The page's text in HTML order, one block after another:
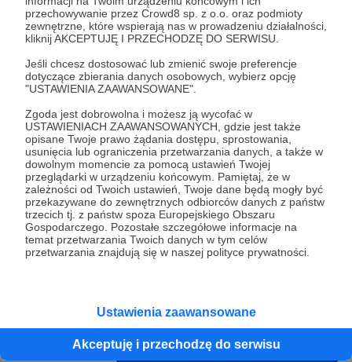
przechowywanie przez Crowd8 sp. z o.o. oraz podmioty
zewnętrzne, które wspierają nas w prowadzeniu działalności,
kliknij AKCEPTUJĘ I PRZECHODZĘ DO SERWISU.
Jeśli chcesz dostosować lub zmienić swoje preferencje
dotyczące zbierania danych osobowych, wybierz opcję
"USTAWIENIA ZAAWANSOWANE".
Zgoda jest dobrowolna i możesz ją wycofać w
USTAWIENIACH ZAAWANSOWANYCH, gdzie jest także
opisane Twoje prawo żądania dostępu, sprostowania,
usunięcia lub ograniczenia przetwarzania danych, a także w
dowolnym momencie za pomocą ustawień Twojej
przeglądarki w urządzeniu końcowym. Pamiętaj, że w
zależności od Twoich ustawień, Twoje dane będą mogły być
przekazywane do zewnętrznych odbiorców danych z państw
trzecich tj. z państw spoza Europejskiego Obszaru
Gospodarczego. Pozostałe szczegółowe informacje na
temat przetwarzania Twoich danych w tym celów
przetwarzania znajdują się w naszej polityce prywatności.
Ustawienia zaawansowane
Akceptuję i przechodzę do serwisu
* Zapoznałem się i akceptujęRegulaminserwisu oraz
Prywatności
* Wyrażam zgodę na przetwarzanie moich danych
osobowych podanych w formularzu rejestracyjnym w celu
prawidłowego świadczenia usług serwisu Patronite.
Wyrażam zgodę na otrzymywanie drogą elektroniczną
informacji handlowych - newslettera. Opcja ta może zostać
zmieniona w ustawieniach konta.
Cofnij Zarejestruj się i przejdź dalej